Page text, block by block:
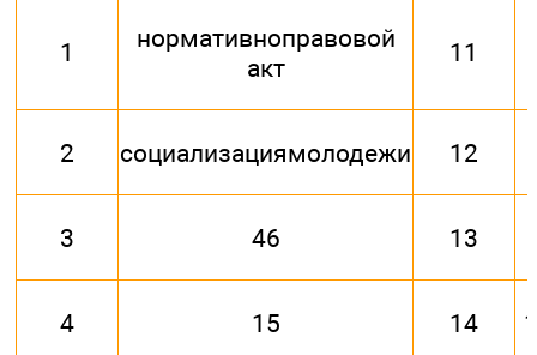
1
нормативноправовой
акт
11
2 социализациямолодежи 12
3 46 13
4 15 14